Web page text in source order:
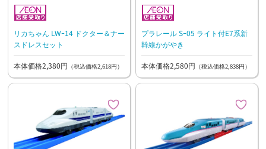
リカちゃん LWｰ14 ドクター＆ナー
スドレスセット
本体価格2,380円 （税込価格2,618円）
プラレール Sｰ05 ライト付E7系新
幹線かがやき
本体価格2,580円 （税込価格2,838円）